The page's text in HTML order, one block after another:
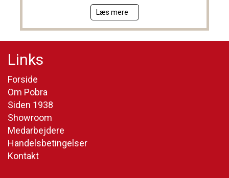
Læs mere
Links
Forside
Om Pobra
Siden 1938
Showroom
Medarbejdere
Handelsbetingelser
Kontakt